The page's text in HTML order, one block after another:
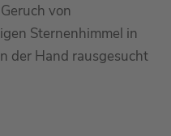
von
Sternenhimmel in
der Hand rausgesucht